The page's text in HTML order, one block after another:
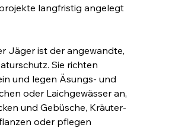
langfristig angelegt
Jäger ist der angewandte,
Sie richten
und legen Äsungs- und
oder Laichgewässer an,
und Gebüsche, Kräuter-
oder pflegen